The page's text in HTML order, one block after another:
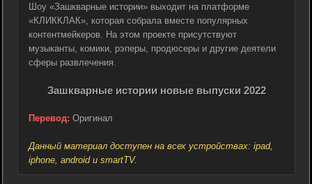
Шоу «Зашкварные истории» выходит на платформе
«КЛИККЛАК», которая собрала вместе популярных
контентмейкеров. На этом проекте присутствуют
музыканты, комики, рэперы, продюсеры и другие деятели
сферы развлечения.
Зашкварные истории новые выпуски 2022
Перевод: Оригинал
Данный материал доступен на всех устройствах: ipad,
iphone, android и smartTV.